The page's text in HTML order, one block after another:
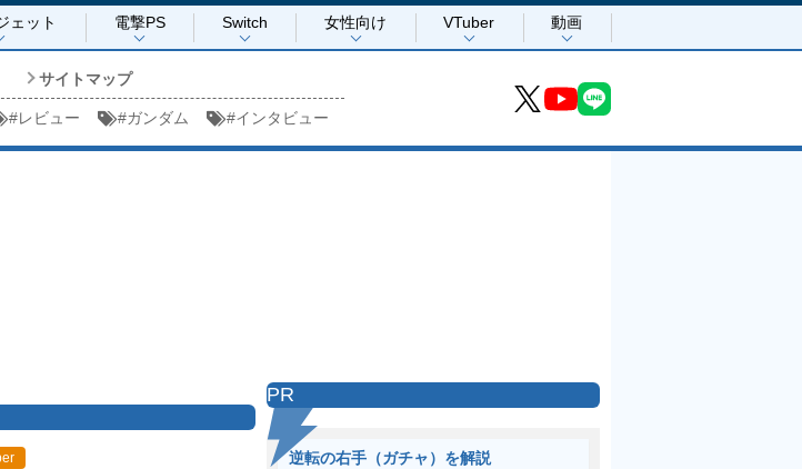
ェット 電撃PS Switch 女性向け VTuber 動画
サイトマップ
#レビュー #ガンダム #インタビュー
PR
逆転の右手（ガチャ）を解説